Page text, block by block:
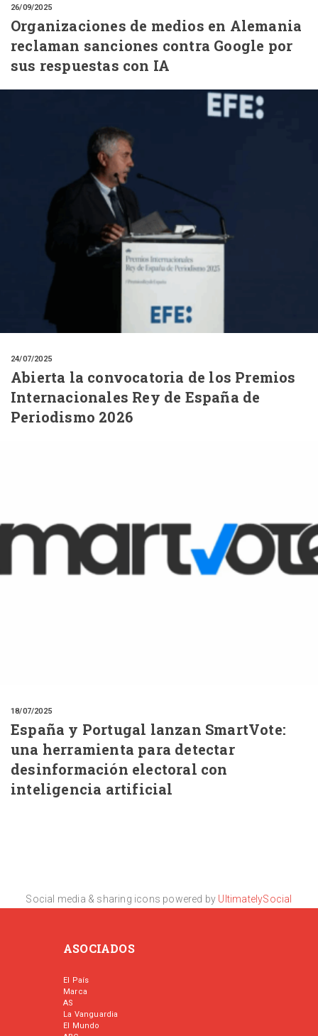
26/09/2025
Organizaciones de medios en Alemania
reclaman sanciones contra Google por
sus respuestas con IA
24/07/2025
Abierta la convocatoria de los Premios
Internacionales Rey de España de
Periodismo 2026
18/07/2025
España y Portugal lanzan SmartVote:
una herramienta para detectar
desinformación electoral con
inteligencia artificial
Social media & sharing icons powered by UltimatelySocial
ASOCIADOS
El País
Marca
AS
La Vanguardia
El Mundo